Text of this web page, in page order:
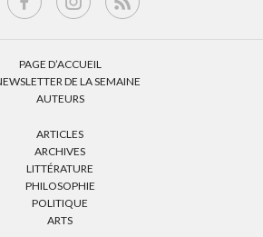
PAGE D’ACCUEIL
DE LA SEMAINE
AUTEURS
ARTICLES
ARCHIVES
LITTÉRATURE
PHILOSOPHIE
POLITIQUE
ARTS